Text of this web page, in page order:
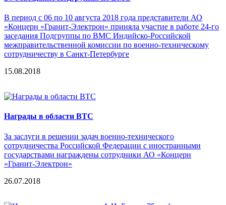
В период с 06 по 10 августа 2018 года представители АО
«Концерн «Гранит-Электрон» приняла участие в работе 24-го
заседания Подгруппы по ВМС Индийско-Российской
межправительственной комиссии по военно-техническому
сотрудничеству в Санкт-Петербурге
15.08.2018
Награды в области ВТС
За заслуги в решении задач военно-технического
сотрудничества Российской Федерации с иностранными
государствами награждены сотрудники АО «Концерн
«Гранит-Электрон»
26.07.2018